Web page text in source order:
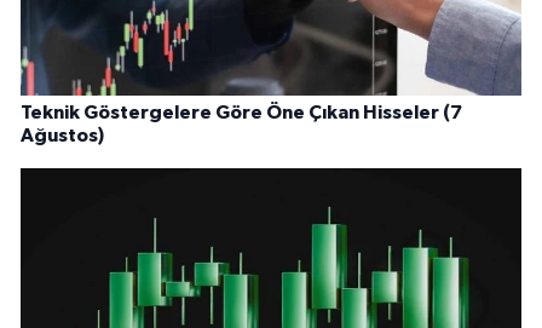
Teknik Göstergelere Göre Öne Çıkan Hisseler (7
Ağustos)